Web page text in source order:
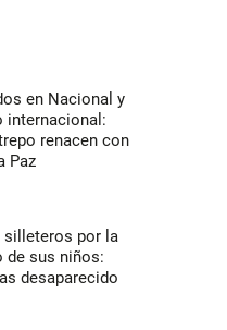
en Nacional y
internacional:
renacen con
Paz
silleteros por la
de sus niños:
desaparecido